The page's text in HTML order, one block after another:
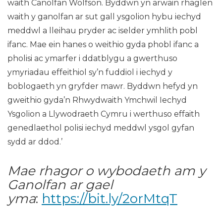
waith Canolfan Wolfson. Byddwn yn arwain rhaglen
waith y ganolfan ar sut gall ysgolion hybu iechyd
meddwl a lleihau pryder ac iselder ymhlith pobl
ifanc. Mae ein hanes o weithio gyda phobl ifanc a
pholisi ac ymarfer i ddatblygu a gwerthuso
ymyriadau effeithiol sy’n fuddiol i iechyd y
boblogaeth yn gryfder mawr. Byddwn hefyd yn
gweithio gyda’n Rhwydwaith Ymchwil Iechyd
Ysgolion a Llywodraeth Cymru i werthuso effaith
genedlaethol polisi iechyd meddwl ysgol gyfan
sydd ar ddod.’
Mae rhagor o wybodaeth am y
Ganolfan ar gael
yma: https://bit.ly/2orMtqT